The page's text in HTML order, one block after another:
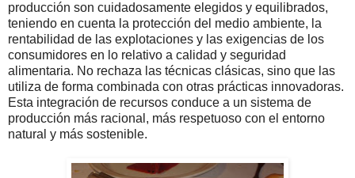
producción son cuidadosamente elegidos y equilibrados,
teniendo en cuenta la protección del medio ambiente, la
rentabilidad de las explotaciones y las exigencias de los
consumidores en lo relativo a calidad y seguridad
alimentaria. No rechaza las técnicas clásicas, sino que las
utiliza de forma combinada con otras prácticas innovadoras.
Esta integración de recursos conduce a un sistema de
producción más racional, más respetuoso con el entorno
natural y más sostenible.